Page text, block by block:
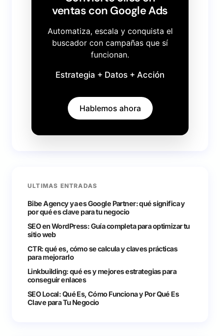
ventas con Google Ads
Automatiza, escala y conquista el
buscador con campañas que sí
funcionan.
Estrategia + Datos + Acción
Hablemos ahora
ULTIMAS ENTRADAS
Bibe Agency ya es Google Partner: qué significa y
por qué es clave para tu negocio
SEO en WordPress: Guía completa para optimizar tu
sitio web
CTR: qué es, cómo se calcula y claves prácticas
para mejorarlo
Linkbuilding: qué es y mejores estrategias para
conseguir enlaces
SEO Local: Qué Es, Cómo Funciona y Por Qué Es
Clave para Tu Negocio